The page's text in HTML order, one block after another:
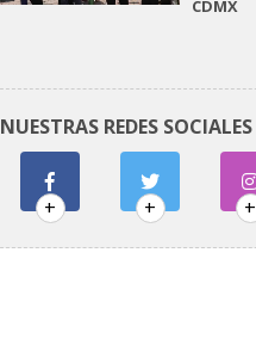
CDMX
NUESTRAS REDES SOCIALES
+ + +